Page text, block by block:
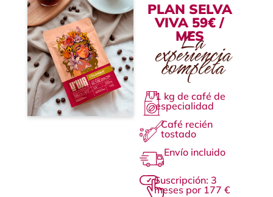
PLAN SELVA
VIVA 59€ /
MES
La
experiencia
completa
1 kg de café de
especialidad
Café recién
tostado
Envío incluido
Suscripción: 3
meses por 177 €